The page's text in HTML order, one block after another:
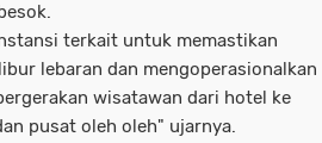
terkait untuk memastikan
lebaran dan mengoperasionalkan
wisatawan dari hotel ke
pusat oleh oleh" ujarnya.